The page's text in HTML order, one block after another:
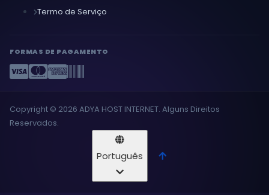
Termo de Serviço
FORMAS DE PAGAMENTO
Copyright © 2026 ADYA HOST INTERNET. Alguns Direitos
Reservados.
Português